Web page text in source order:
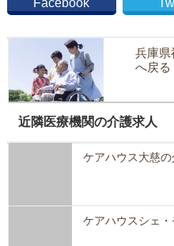
Facebook
兵庫県
へ戻る
近隣医療機関の介護求人
ケアハウス大慈の
ケアハウスシェ